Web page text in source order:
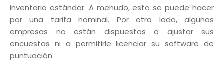
inventario estándar. A menudo, esto se puede hacer
por una tarifa nominal. Por otro lado, algunas
empresas no están dispuestas a ajustar sus
encuestas ni a permitirle licenciar su software de
puntuación.